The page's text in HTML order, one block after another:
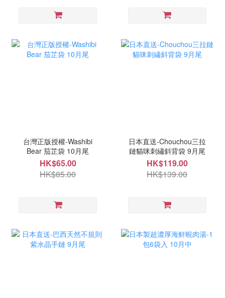
台灣正版授權-Washibi
Bear 茄芷袋 10月尾
HK$65.00
HK$85.00
日本直送-Chouchou三拉
鏈貓咪刺繡斜背袋 9月尾
HK$119.00
HK$139.00